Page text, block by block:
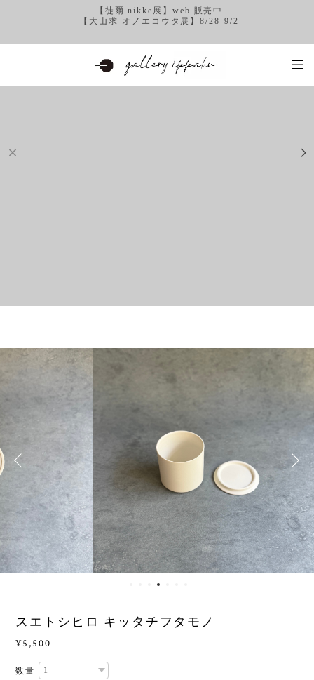
【徒爾 nikke展】web 販売中
【大山求 オノエコウタ展】8/28-9/2
スエトシヒロ キッタチフタモノ
¥5,500
数量